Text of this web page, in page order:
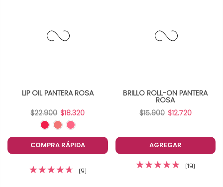
LIP OIL PANTERA ROSA
$22.900 $18.320
COMPRA RÁPIDA
(9)
BRILLO ROLL-ON PANTERA
ROSA
$15.900 $12.720
AGREGAR
(19)